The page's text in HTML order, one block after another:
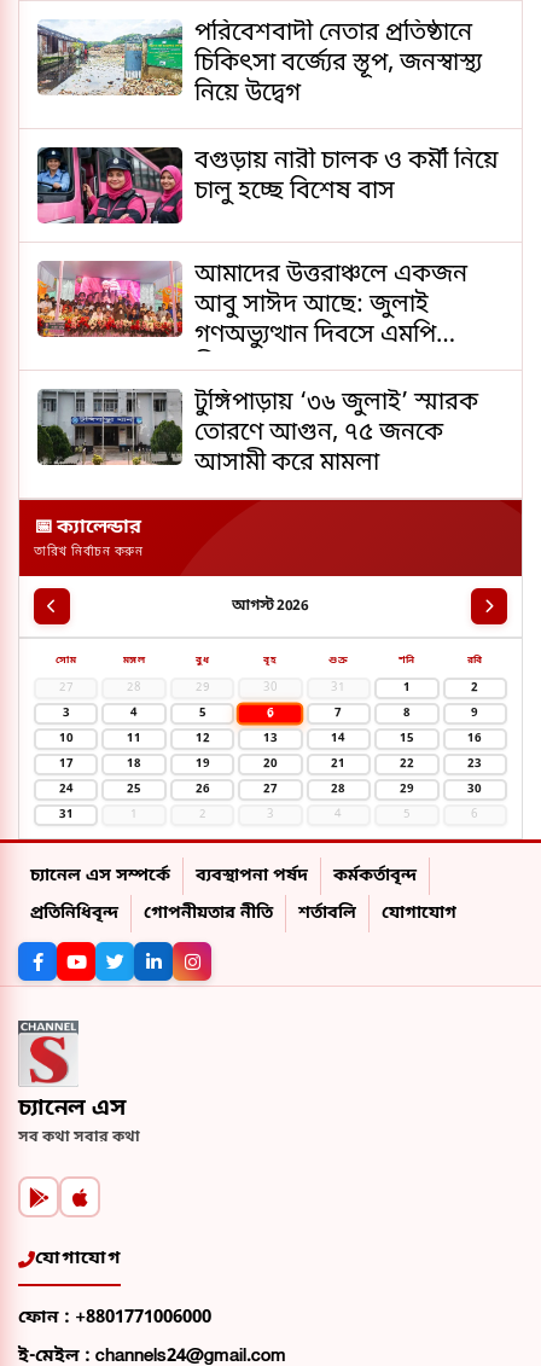
পরিবেশবাদী নেতার প্রতিষ্ঠানে
চিকিৎসা বর্জ্যের স্তূপ, জনস্বাস্থ্য
নিয়ে উদ্বেগ
বগুড়ায় নারী চালক ও কর্মী নিয়ে
চালু হচ্ছে বিশেষ বাস
আমাদের উত্তরাঞ্চলে একজন
আবু সাঈদ আছে: জুলাই
গণঅভ্যুত্থান দিবসে এমপি
লিংকন
টুঙ্গিপাড়ায় ‘৩৬ জুলাই’ স্মারক
তোরণে আগুন, ৭৫ জনকে
আসামী করে মামলা
📅 ক্যালেন্ডার
তারিখ নির্বাচন করুন
আগস্ট 2026
সোম মঙ্গল বুধ বৃহ শুক্র শনি রবি
27 28 29 30 31 1
2
3
4 5 6 7 8
9
10
11 12 13 14 15
16
17
18 19 20 21 22
23
24
25 26 27 28 29
30
31
1 2 3 4 5 6
চ্যানেল এস সম্পর্কে ব্যবস্থাপনা পর্ষদ
কর্মকর্তাবৃন্দ
প্রতিনিধিবৃন্দ
গোপনীয়তার নীতি শর্তাবলি যোগাযোগ
চ্যানেল এস
সব কথা সবার কথা
যোগাযোগ
ফোন : +8801771006000
ই-মেইল : channels24@gmail.com